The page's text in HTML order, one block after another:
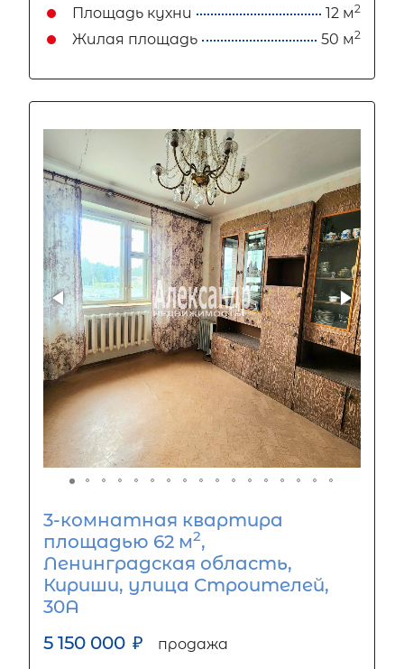
Площадь кухни 12 м2
Жилая площадь 50 м2
3-комнатная квартира
площадью 62 м2,
Ленинградская область,
Кириши, улица Строителей,
30А
5 150 000 ₽ продажа